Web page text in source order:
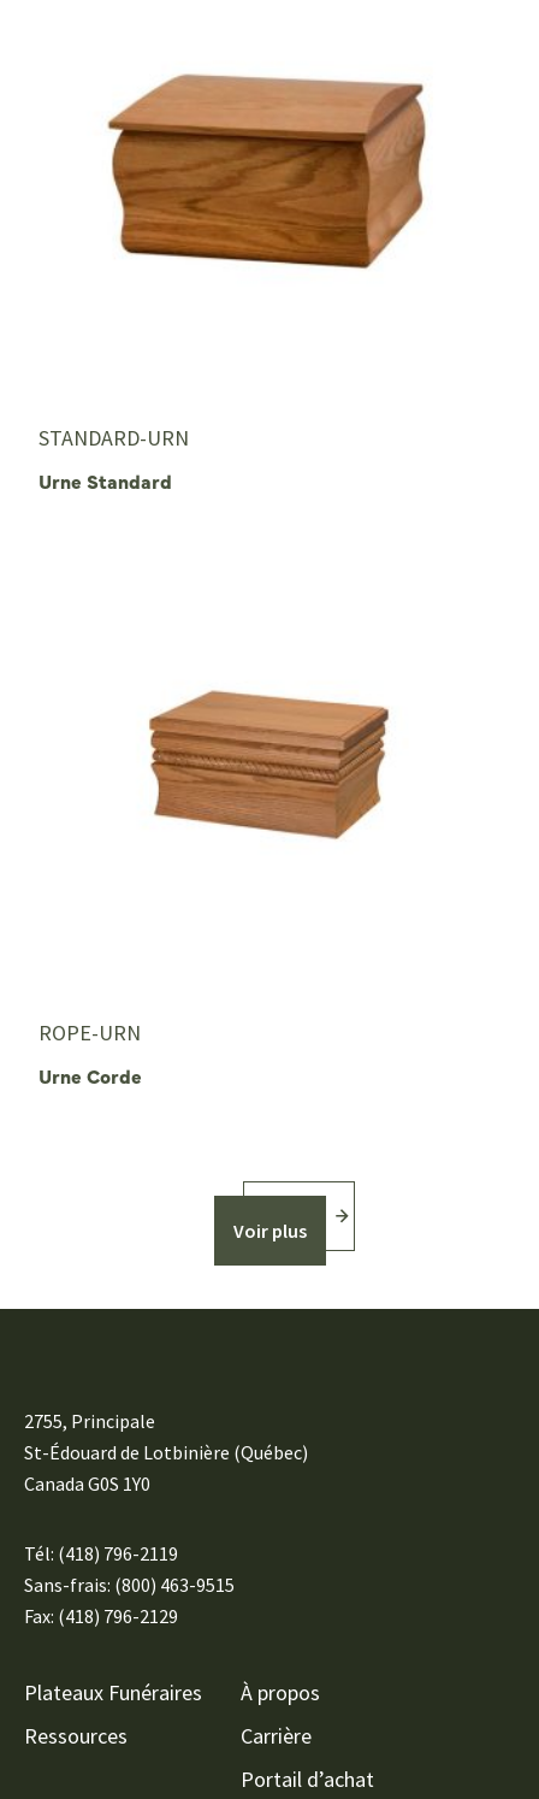
STANDARD-URN
Urne Standard
ROPE-URN
Urne Corde
Voir plus
2755, Principale
St-Édouard de Lotbinière (Québec)
Canada G0S 1Y0
Tél: (418) 796-2119
Sans-frais: (800) 463-9515
Fax: (418) 796-2129
Plateaux Funéraires
Ressources
À propos
Carrière
Portail d’achat